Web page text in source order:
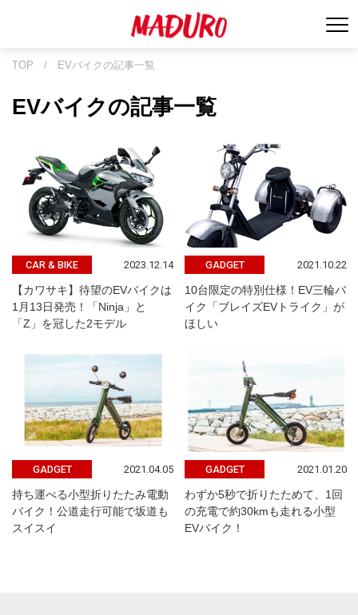
TOP / EVバイクの記事一覧
EVバイクの記事一覧
CAR & BIKE 2023.12.14
【カワサキ】待望のEVバイクは
1月13日発売！「Ninja」と
「Z」を冠した2モデル
GADGET 2021.10.22
10台限定の特別仕様！EV三輪バ
イク「ブレイズEVトライク」が
ほしい
GADGET 2021.04.05
持ち運べる小型折りたたみ電動
バイク！公道走行可能で坂道も
スイスイ
GADGET 2021.01.20
わずか5秒で折りたためて、1回
の充電で約30kmも走れる小型
EVバイク！